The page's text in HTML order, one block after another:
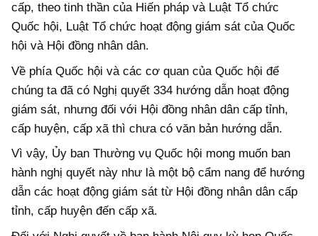
cấp, theo tinh thần của Hiến pháp và Luật Tổ chức
Quốc hội, Luật Tổ chức hoạt động giám sát của Quốc
hội và Hội đồng nhân dân.
Về phía Quốc hội và các cơ quan của Quốc hội để
chúng ta đã có Nghị quyết 334 hướng dẫn hoạt động
giám sát, nhưng đối với Hội đồng nhân dân cấp tỉnh,
cấp huyện, cấp xã thì chưa có văn bản hướng dẫn.
Vì vậy, Ủy ban Thường vụ Quốc hội mong muốn ban
hành nghị quyết này như là một bộ cẩm nang để hướng
dẫn các hoạt động giám sát từ Hội đồng nhân dân cấp
tỉnh, cấp huyện đến cấp xã.